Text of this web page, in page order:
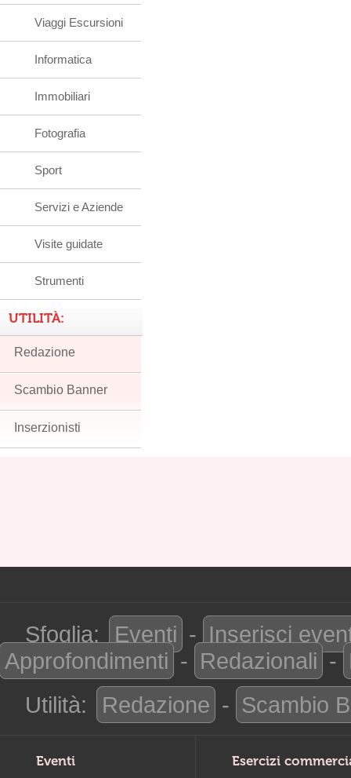
Viaggi Escursioni
Informatica
Immobiliari
Fotografia
Sport
Servizi e Aziende
Visite guidate
Strumenti
UTILITÀ:
Redazione
Scambio Banner
Inserzionisti
Sfoglia: Eventi - Inserisci
Approfondimenti - Redazionali -
Utilità:
Redazione - Scambio
Eventi Esercizi